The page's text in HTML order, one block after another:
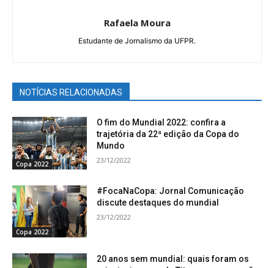
Rafaela Moura
Estudante de Jornalismo da UFPR.
NOTÍCIAS RELACIONADAS
Copa 2022
O fim do Mundial 2022: confira a
trajetória da 22ª edição da Copa do
Mundo
23/12/2022
Copa 2022
#FocaNaCopa: Jornal Comunicação
discute destaques do mundial
23/12/2022
20 anos sem mundial: quais foram os